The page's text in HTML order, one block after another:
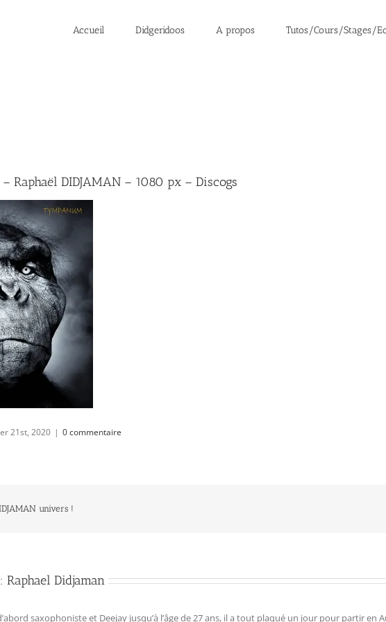
Accueil Didgeridoos A propos Tutos/Cours/Stages/
Raphaël DIDJAMAN – 1080 px – Discogs
21st, 2020 | 0 commentaire
univers !
Raphael Didjaman
saxophoniste et Deejay jusqu’à l’âge de 27 ans, il a tout plaqué un jour pour partir en